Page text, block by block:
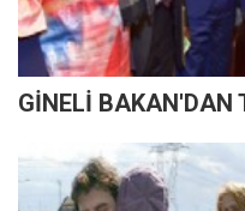
GİNELİ BAKAN'DAN